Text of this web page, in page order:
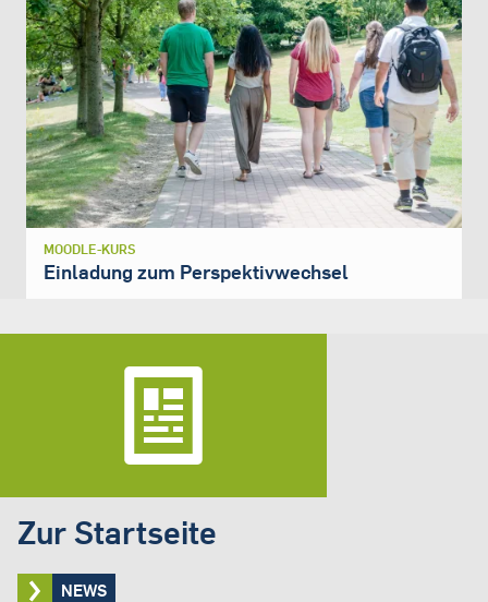
MOODLE-KURS
Einladung zum Perspektivwechsel
Zur Startseite
NEWS